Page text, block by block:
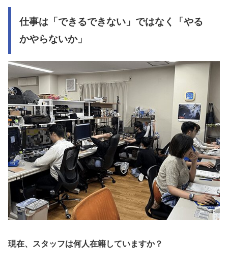
仕事は「できるできない」ではなく「やる
かやらないか」
現在、スタッフは何人在籍していますか？